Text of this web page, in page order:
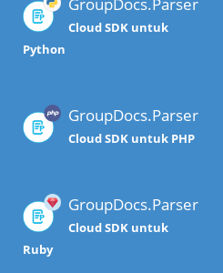
GroupDocs.Parser
Cloud SDK untuk
Python
GroupDocs.Parser
Cloud SDK untuk PHP
GroupDocs.Parser
Cloud SDK untuk
Ruby